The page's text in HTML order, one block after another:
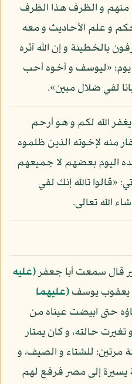
و الظرف هذا الظرف
و علم الأحاديث و معه
بالخطيئة و إن الله آثره
«ليوسف و أخوه أحب
لفي ضلال مبين».
الله لكم و هو أرحم
منه لإخوته الذين ظلموه
اليوم بعضهم لا جميعهم
«قالوا تالله إنك لفي
الله تعالى.
قال سمعت أبا جعفر(عليه
يعقوب يوسف(عليهما
حتى ابيضت عيناه من
حالته، و كان يمتار
مرتين: للشتاء و الصيف، و
إلى مصر فرفع لهم